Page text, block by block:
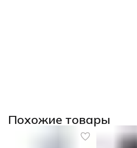
Похожие товары